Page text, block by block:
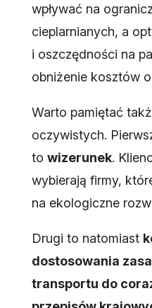
wpływać na
cieplarnianych, a
i oszczędności na
obniżenie kosztów
Warto pamiętać
oczywistych.
to wizerunek.
wybierają firmy,
na ekologiczne
Drugi to natomiast
dostosowania
transportu do